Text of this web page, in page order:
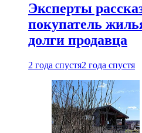
Эксперты
покупатель
долги продавца
2 года спустя2 года спустя